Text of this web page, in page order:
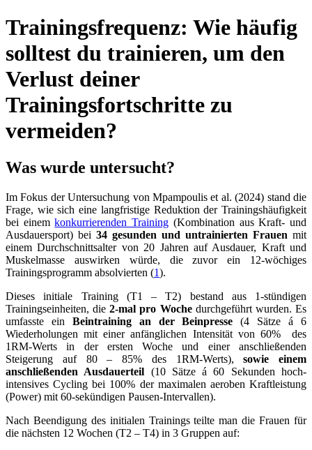
Trainingsfrequenz: Wie häufig
solltest du trainieren, um den
Verlust deiner
Trainingsfortschritte zu
vermeiden?
Was wurde untersucht?
Im Fokus der Untersuchung von Mpampoulis et al. (2024) stand die
Frage, wie sich eine langfristige Reduktion der Trainingshäufigkeit
bei einemkonkurrierenden Training (Kombination aus Kraft- und
Ausdauersport) bei 34 gesunden und untrainierten Frauen mit
einem Durchschnittsalter von 20 Jahren auf Ausdauer, Kraft und
Muskelmasse auswirken würde, die zuvor ein 12-wöchiges
Trainingsprogramm absolvierten (1).
Dieses initiale Training (T1 – T2) bestand aus 1-stündigen
Trainingseinheiten, die2-mal pro Wochedurchgeführt wurden. Es
umfasste ein Beintraining an der Beinpresse (4 Sätze á 6
Wiederholungen mit einer anfänglichen Intensität von 60% des
1RM-Werts in der ersten Woche und einer anschließenden
Steigerung auf 80 – 85% des 1RM-Werts),sowie einem
anschließenden Ausdauerteil (10 Sätze á 60 Sekunden hoch-
intensives Cycling bei 100% der maximalen aeroben Kraftleistung
(Power) mit 60-sekündigen Pausen-Intervallen).
Nach Beendigung des initialen Trainings teilte man die Frauen für
die nächsten 12 Wochen (T2 – T4) in 3 Gruppen auf: